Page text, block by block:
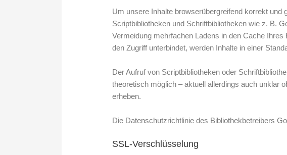
Um unsere Inhalte browserübergreifend korrekt
Scriptbibliotheken und Schriftbibliotheken wie z. B.
Vermeidung mehrfachen Ladens in den Cache
den Zugriff unterbindet, werden Inhalte in einer
Der Aufruf von Scriptbibliotheken oder
theoretisch möglich – aktuell allerdings auch unklar
erheben.
Die Datenschutzrichtlinie des Bibliothekbetreibers
SSL-Verschlüsselung